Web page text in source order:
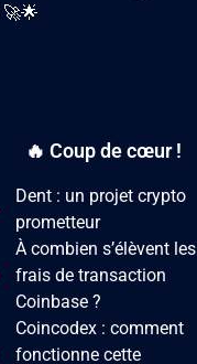
🔥 Coup de cœur !
Dent : un projet crypto
prometteur
À combien s’élèvent les
frais de transaction
Coinbase ?
Coincodex : comment
fonctionne cette